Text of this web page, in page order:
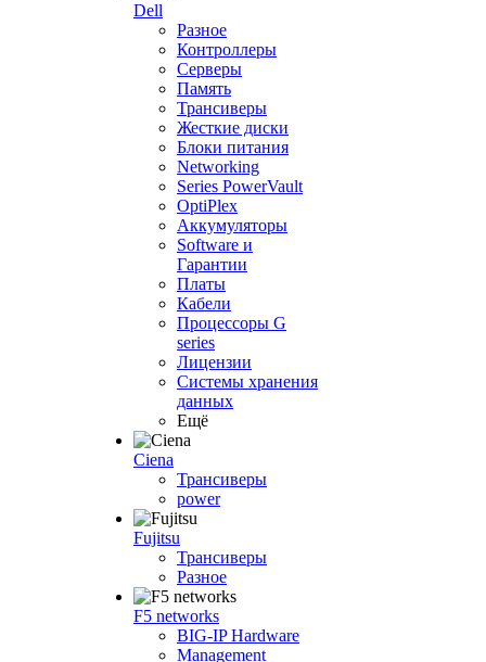
Dell
Разное
Контроллеры
Серверы
Память
Трансиверы
Жесткие диски
Блоки питания
Networking
Series PowerVault
OptiPlex
Аккумуляторы
Software и
Гарантии
Платы
Кабели
Процессоры G
series
Лицензии
Системы хранения
данных
Ещё
Ciena
Трансиверы
power
Fujitsu
Трансиверы
Разное
F5 networks
BIG-IP Hardware
Management